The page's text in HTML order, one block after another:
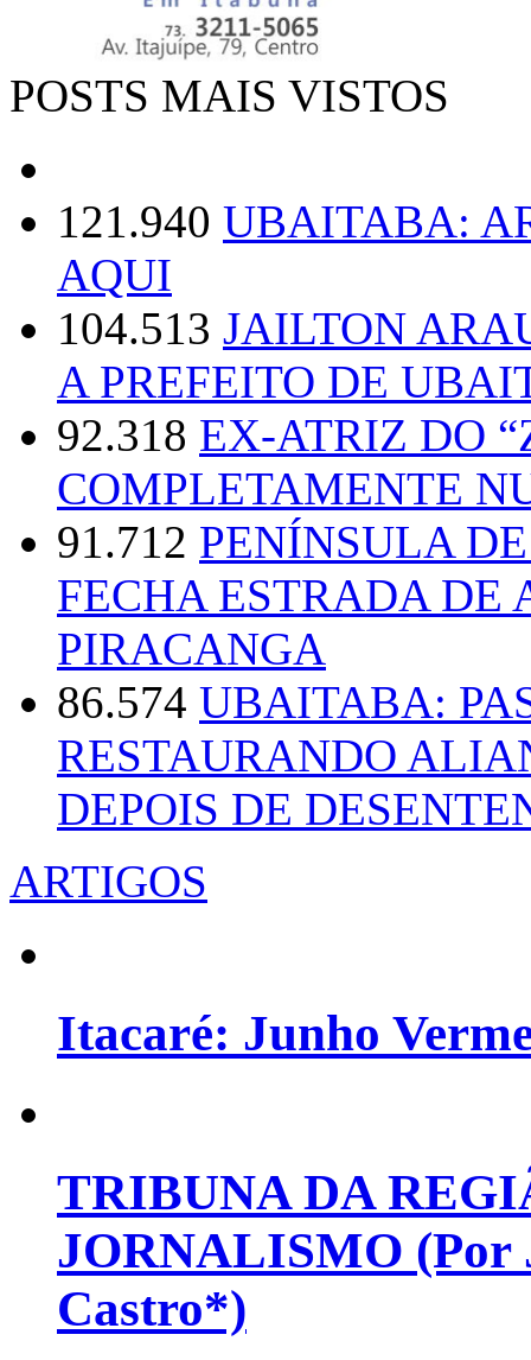
POSTS MAIS VISTOS
121.940 UBAITABA:
AQUI
104.513 JAILTON
A PREFEITO DE
92.318 EX-ATRIZ DO
COMPLETAMENTE
91.712 PENÍNSULA
FECHA ESTRADA DE
PIRACANGA
86.574 UBAITABA:
RESTAURANDO
DEPOIS DE
ARTIGOS
Itacaré: Junho
TRIBUNA DA
JORNALISMO (Por
Castro*)